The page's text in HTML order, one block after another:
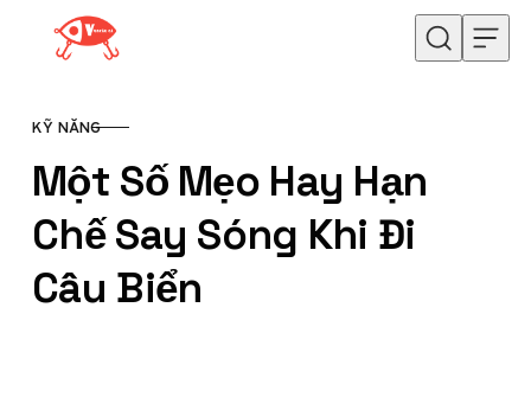
Skip to content
CATEGORY
KỸ NĂNG
Một Số Mẹo Hay Hạn
Chế Say Sóng Khi Đi
Câu Biển